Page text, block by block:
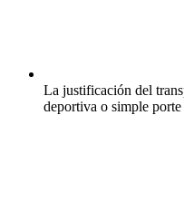
La justificación del
deportiva o simple